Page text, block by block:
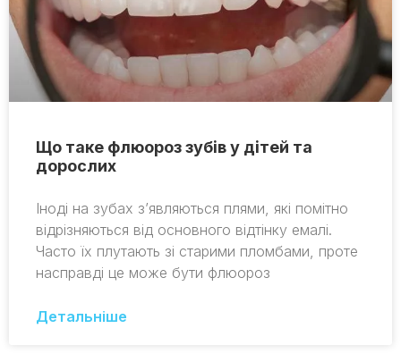
Що таке флюороз зубів у дітей та
дорослих
Іноді на зубах з’являються плями, які помітно
відрізняються від основного відтінку емалі.
Часто їх плутають зі старими пломбами, проте
насправді це може бути флюороз
Детальніше